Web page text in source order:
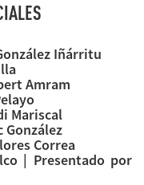
Iñárritu
Amram
Mariscal
González
Correa
| Presentado por